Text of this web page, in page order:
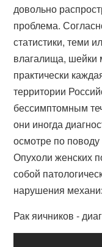
довольно
проблема.
статистики, теми
влагалища, шейки
практически
территории
бессимптомным
они иногда
осмотре по
Опухоли женских
собой
нарушения
Рак яичников -